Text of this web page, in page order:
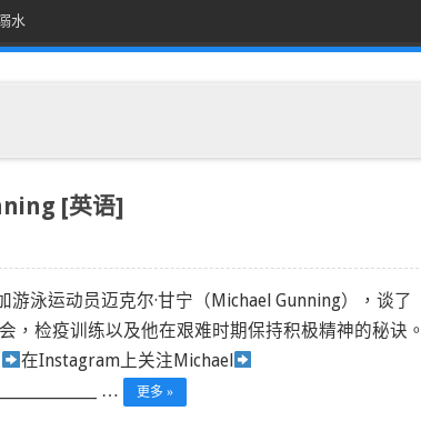
水
[英语]
游泳运动员迈克尔·甘宁（Michael Gunning），谈了
，检疫训练以及他在艰难时期保持积极精神的秘诀。
在Instagram上关注Michael
…
更多 »